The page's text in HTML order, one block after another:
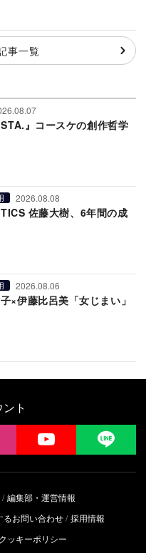
事一覧
』コースケの創作哲学
2026.08.08
佐藤大樹、6年間の成
2026.08.06
×伊藤比呂美「女じまい」
ト
instagram YouTube
編集部・運営情報
るお問い合わせ 採用情報
クッキーポリシー